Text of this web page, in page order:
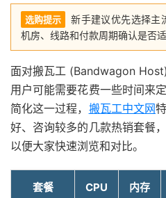
选购提示
新手建议优先选择主
机房、线路和付款周期确认是否
面对搬瓦工 (Bandwagon
用户可能需要花费一些时间来
简化这一过程， 搬瓦工中文网
好、咨询较多的几款热销套餐
以便大家快速浏览和对比。
套餐 CPU 内存